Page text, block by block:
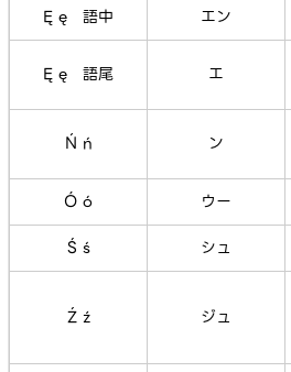
Ę ę 語中
エン
Ę ę 語尾 エ
Ń ń ン
Ó ó
ウー
Ś ś
シュ
Ź ź ジュ